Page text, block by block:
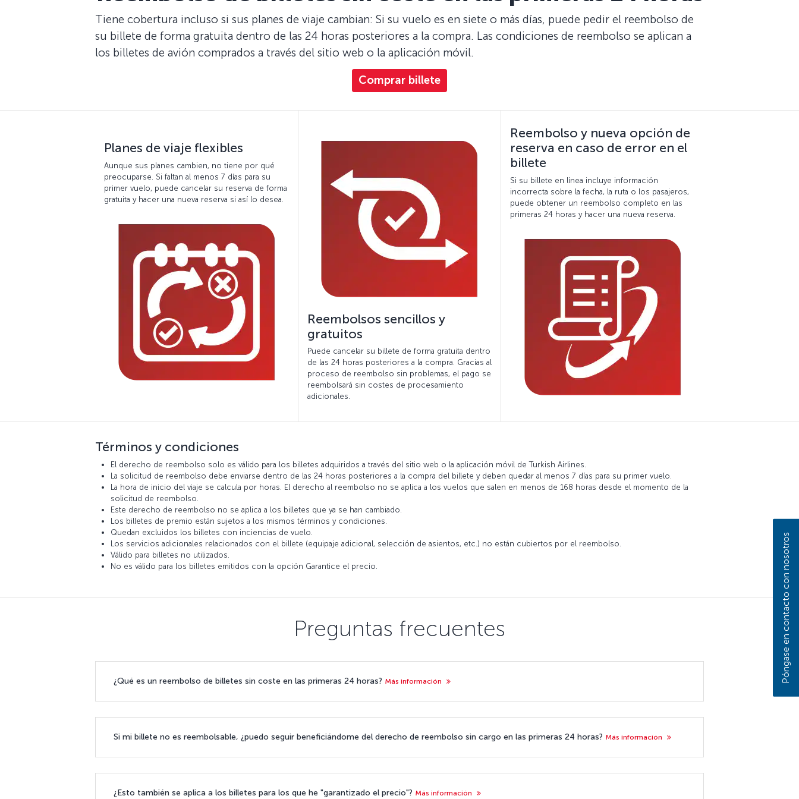
Tiene cobertura incluso si sus planes de viaje cambian: Si su vuelo es en siete o más días, puede pedir el reembolso de
su billete de forma gratuita dentro de las 24 horas posteriores a la compra. Las condiciones de reembolso se aplican a
los billetes de avión comprados a través del sitio web o la aplicación móvil.
Comprar billete
Planes de viaje flexibles
Aunque sus planes cambien, no tiene por qué
preocuparse. Si faltan al menos 7 días para su
primer vuelo, puede cancelar su reserva de forma
gratuita y hacer una nueva reserva si así lo desea.
Reembolsos sencillos y
gratuitos
Puede cancelar su billete de forma gratuita dentro
de las 24 horas posteriores a la compra. Gracias al
proceso de reembolso sin problemas, el pago se
reembolsará sin costes de procesamiento
adicionales.
Reembolso y nueva opción de
reserva en caso de error en el
billete
Si su billete en línea incluye información
incorrecta sobre la fecha, la ruta o los pasajeros,
puede obtener un reembolso completo en las
primeras 24 horas y hacer una nueva reserva.
Términos y condiciones
El derecho de reembolso solo es válido para los billetes adquiridos a través del sitio web o la aplicación móvil de Turkish Airlines.
La solicitud de reembolso debe enviarse dentro de las 24 horas posteriores a la compra del billete y deben quedar al menos 7 días para su primer vuelo.
La hora de inicio del viaje se calcula por horas. El derecho al reembolso no se aplica a los vuelos que salen en menos de 168 horas desde el momento de la
solicitud de reembolso.
Este derecho de reembolso no se aplica a los billetes que ya se han cambiado.
Los billetes de premio están sujetos a los mismos términos y condiciones.
Quedan excluidos los billetes con inciencias de vuelo.
Los servicios adicionales relacionados con el billete (equipaje adicional, selección de asientos, etc.) no están cubiertos por el reembolso.
Válido para billetes no utilizados.
No es válido para los billetes emitidos con la opción Garantice el precio.
Preguntas frecuentes
¿Qué es un reembolso de billetes sin coste en las primeras 24 horas? Más información
Si mi billete no es reembolsable, ¿puedo seguir beneficiándome del derecho de reembolso sin cargo en las primeras 24 horas? Más información
¿Esto también se aplica a los billetes para los que he "garantizado el precio"? Más información
Póngase en contacto con nosotros